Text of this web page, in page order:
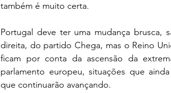
também é muito certa.
Portugal deve ter uma mudança brusca,
direita, do partido Chega, mas o Reino
ficam por conta da ascensão da
parlamento europeu, situações que
que continuarão avançando.